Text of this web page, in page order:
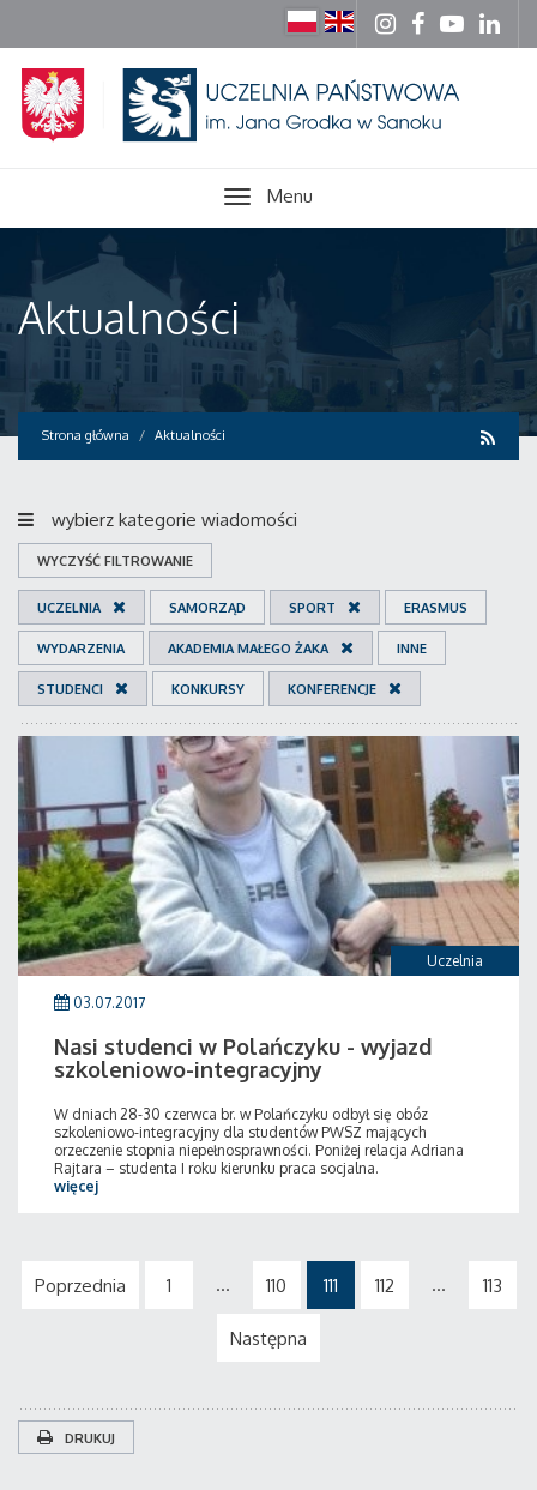
Menu
Aktualności
Strona główna Aktualności
wybierz kategorie wiadomości
WYCZYŚĆ FILTROWANIE
UCZELNIA SAMORZĄD SPORT ERASMUS
WYDARZENIA AKADEMIA MAŁEGO ŻAKA INNE
STUDENCI KONKURSY KONFERENCJE
Uczelnia
03.07.2017
Nasi studenci w Polańczyku - wyjazd
szkoleniowo-integracyjny
W dniach 28-30 czerwca br. w Polańczyku odbył się obóz
szkoleniowo-integracyjny dla studentów PWSZ mających
orzeczenie stopnia niepełnosprawności. Poniżej relacja Adriana
Rajtara – studenta I roku kierunku praca socjalna.
więcej
Poprzednia 1 ... 110 111 112 ... 113
Następna
DRUKUJ